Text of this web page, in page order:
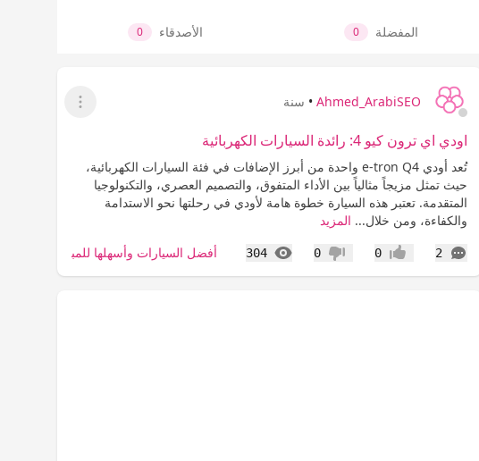
المفضلة 0 الأصدقاء 0
Ahmed_ArabiSEO
• سنة
عرض القائمة
اودي اي ترون كيو 4: رائدة السيارات الكهربائية
تُعد أودي e-tron Q4 واحدة من أبرز الإضافات في فئة السيارات الكهربائية،
حيث تمثل مزيجاً مثالياً بين الأداء المتفوق، والتصميم العصري، والتكنولوجيا
المتقدمة. تعتبر هذه السيارة خطوة هامة لأودي في رحلتها نحو الاستدامة
والكفاءة، ومن خلال... المزيد
2
التعليقات إعجاب0 عدم إعجاب
0
304
المشاهدات أفضل السيارات وأسهلها للمبتدئات